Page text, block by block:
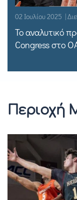
02 Ιουλίου 2025 |
Το αναλυτικό
Congress στο
Περιοχή